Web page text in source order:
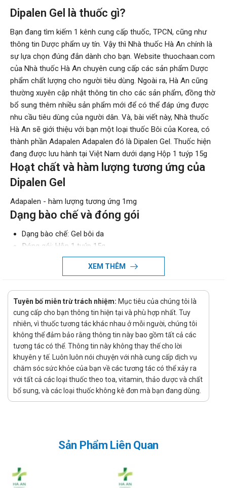
Dipalen Gel là thuốc gì?
Bạn đang tìm kiếm 1 kênh cung cấp thuốc, TPCN, cũng như
thông tin Dược phẩm uy tín. Vậy thì Nhà thuốc Hà An chính là
sự lựa chọn đúng đắn dành cho bạn. Website thuochaan.com
của Nhà thuốc Hà An chuyên cung cấp các sản phẩm Dược
phẩm chất lượng cho người tiêu dùng. Ngoài ra, Hà An cũng
thường xuyên cập nhật thông tin cho các sản phẩm, đồng thờ
bổ sung thêm nhiều sản phẩm mới để có thể đáp ứng được
nhu cầu tiêu dùng của người dân. Và, bài viết này, Nhà thuốc
Hà An sẽ giới thiệu với bạn một loại thuốc Bôi của Korea, có
thành phần Adapalen Adapalen đó là Dipalen Gel. Thuốc hiện
đang được lưu hành tại Việt Nam dưới dạng Hộp 1 tuýp 15g
Hoạt chất và hàm lượng tương ứng của
Dipalen Gel
Adapalen - hàm lượng tương ứng 1mg
Dạng bào chế và đóng gói
Dạng bào chế: Gel bôi da
Đóng gói: Hộp 1 tuýp 15g
Đường sử dụng: Bôi
Nhà sản xuất và xuất xứ
Nhà sản xuất: Kolmar Korea
Xuất xứ: Korea
Xử lý quên liều
Việc quên một liều có thể sẽ không gây ra vấn đề nghiêm
trọng, tuy nhiên nếu việc này diễn ra thường xuyên có thể sẽ
gây ảnh hưởng đến hiệu quả điều trị. Tuy nhiên, nếu quên liều
xảy ra thì chỉ cần sử dụng ngay liều đã quên nếu như thời gian
quên liều chưa lâu, còn nếu như quên quá lâu hoặc gần tới
thời gian dùng liều tiếp theo thì bỏ qua liều đã quên và chỉ cần
ảnh hưởng tới tác dụng của sản phẩm.
Xử lý quá quên liều
Dược phẩm đặc biệt là thuốc khi sử dụng quá liều có thể gây
ra các tác dụng phụ không mong muốn, nghiêm trọng có thể
XEM THÊM
Tuyên bố miễn trừ trách nhiệm: Mục tiêu của chúng tôi là
cung cấp cho bạn thông tin hiện tại và phù hợp nhất. Tuy
nhiên, vì thuốc tương tác khác nhau ở mỗi người, chúng tôi
không thể đảm bảo rằng thông tin này bao gồm tất cả các
tương tác có thể. Thông tin này không thay thế cho lời
khuyên y tế. Luôn luôn nói chuyện với nhà cung cấp dịch vụ
chăm sóc sức khỏe của bạn về các tương tác có thể xảy ra
với tất cả các loại thuốc theo toa, vitamin, thảo dược và chất
bổ sung, và các loại thuốc không kê đơn mà bạn đang dùng.
Sản Phẩm Liên Quan